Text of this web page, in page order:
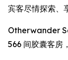
宾客尽情探索、
Otherwander
566 间胶囊客房